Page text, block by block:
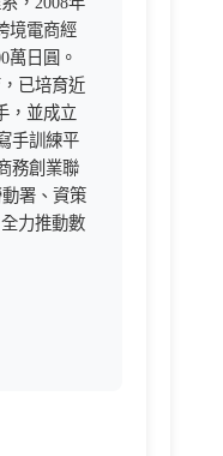
境電商經
萬日圓。
已培育近
，並成立
手訓練平
務創業聯
署、資策
力推動數